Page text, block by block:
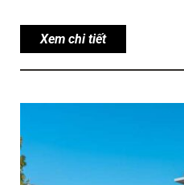
Xem chi tiết